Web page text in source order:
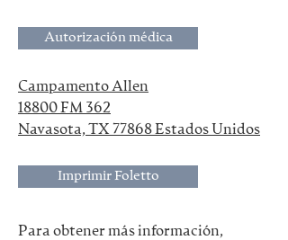
Autorización médica
Campamento Allen
18800 FM 362
Navasota, TX 77868 Estados Unidos
Imprimir Foletto
Para obtener más información,